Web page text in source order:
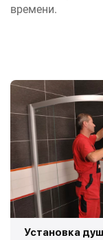
времени.
Установка